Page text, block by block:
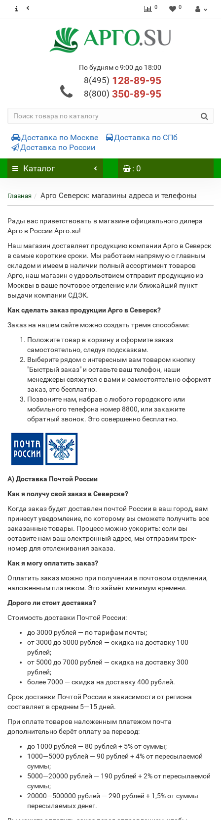
0 0
По будням с 9:00 до 18:00
8(495) 128-89-95
8(800) 350-89-95
Доставка по Москве
Доставка по СПб
Доставка по России
Каталог : 0
Главная Арго Северск: магазины адреса и телефоны
Рады вас приветствовать в магазине официального дилера
Арго в России Арго.su!
Наш магазин доставляет продукцию компании Арго в Северск
в самые короткие сроки. Мы работаем напрямую с главным
складом и имеем в наличии полный ассортимент товаров
Арго, наш магазин с удовольствием отправит продукцию из
Москвы в ваше почтовое отделение или ближайший пункт
выдачи компании СДЭК.
Как сделать заказ продукции Арго в Северск?
Заказ на нашем сайте можно создать тремя способами:
Положите товар в корзину и оформите заказ
самостоятельно, следуя подсказкам.
Выберите рядом с интересным вам товаром кнопку
"Быстрый заказ" и оставьте ваш телефон, наши
менеджеры свяжутся с вами и самостоятельно оформят
заказ, это бесплатно.
Позвоните нам, набрав с любого городского или
мобильного телефона номер 8800, или закажите
обратный звонок. Это совершенно бесплатно.
А) Доставка Почтой России
Как я получу свой заказ в Северске?
Когда заказ будет доставлен почтой России в ваш город, вам
принесут уведомление, по которому вы сможете получить все
заказанные товары. Процесс можно ускорить: если вы
оставите нам ваш электронный адрес, мы отправим трек-
номер для отслеживания заказа.
Как я могу оплатить заказ?
Оплатить заказ можно при получении в почтовом отделении,
наложенным платежом. Это займёт минимум времени.
Дорого ли стоит доставка?
Стоимость доставки Почтой России:
до 3000 рублей — по тарифам почты;
от 3000 до 5000 рублей — скидка на доставку 100
рублей;
от 5000 до 7000 рублей — скидка на доставку 300
рублей;
более 7000 — скидка на доставку 400 рублей.
Срок доставки Почтой России в зависимости от региона
составляет в среднем 5—15 дней.
При оплате товаров наложенным платежом почта
дополнительно берёт оплату за перевод:
до 1000 рублей — 80 рублей + 5% от суммы;
1000—5000 рублей — 90 рублей + 4% от пересылаемой
суммы;
5000—20000 рублей — 190 рублей + 2% от пересылаемой
суммы;
20000—500000 рублей — 290 рублей + 1,5% от суммы
пересылаемых денег.